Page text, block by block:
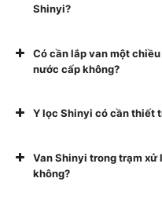
Shinyi?
Có cần lắp van một
nước cấp không?
Y lọc Shinyi có cần thiết
Van Shinyi trong trạm
không?